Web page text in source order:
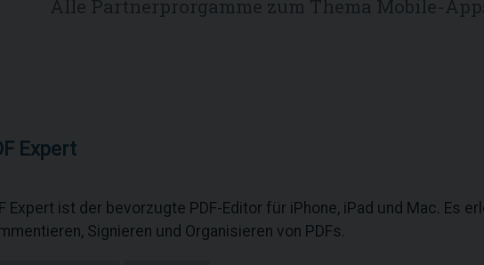
Expert
Expert ist der bevorzugte PDF-Editor für iPhone, iPad und Mac. Es
Signieren und Organisieren von PDFs.